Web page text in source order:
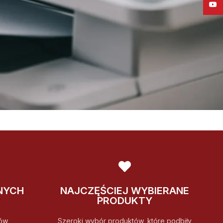
NAJCZĘŚCIEJ WYBIERANE
PRODUKTY
Szeroki wybór produktów, które podbiły